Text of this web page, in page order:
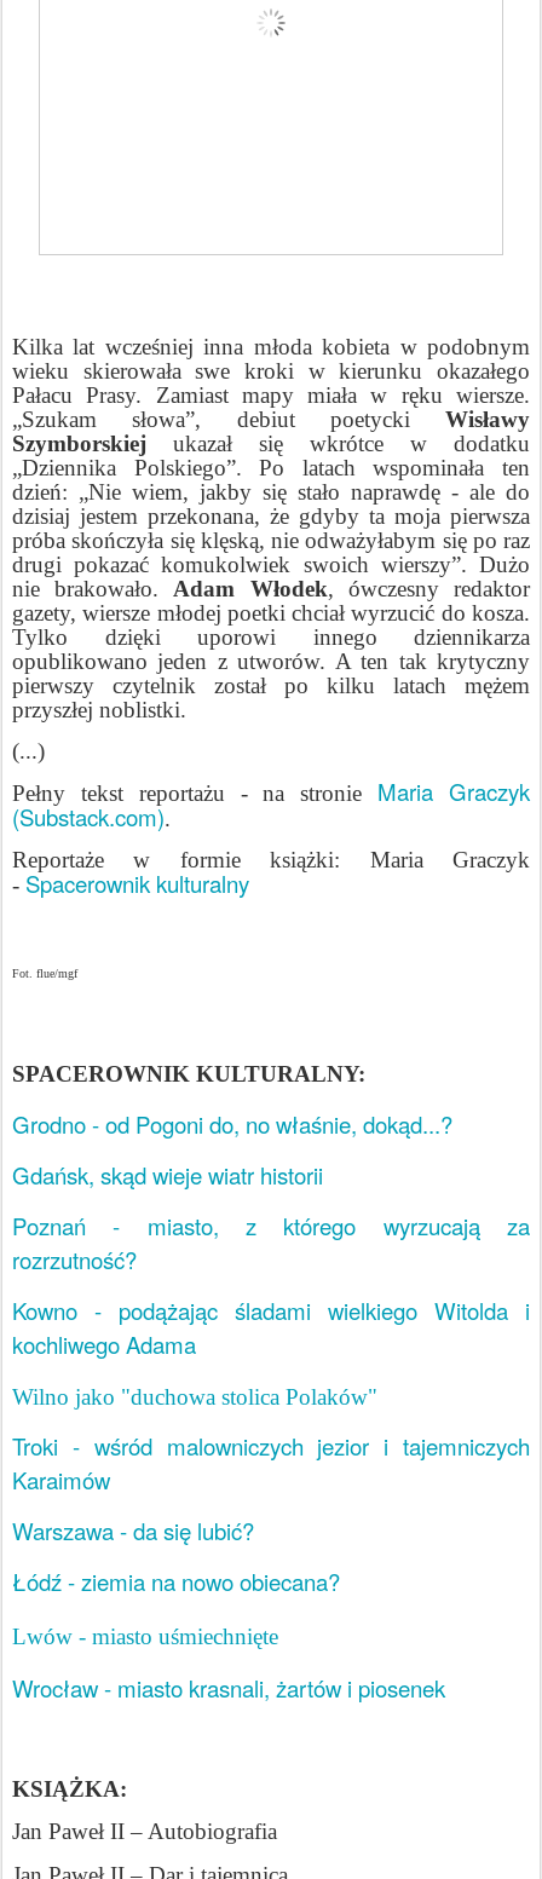
Kilka lat wcześniej inna młoda kobieta w podobnym
wieku skierowała swe kroki w kierunku okazałego
Pałacu Prasy. Zamiast mapy miała w ręku wiersze.
„Szukam słowa”, debiut poetycki Wisławy
Szymborskiej ukazał się wkrótce w dodatku
„Dziennika Polskiego”. Po latach wspominała ten
dzień: „Nie wiem, jakby się stało naprawdę - ale do
dzisiaj jestem przekonana, że gdyby ta moja pierwsza
próba skończyła się klęską, nie odważyłabym się po raz
drugi pokazać komukolwiek swoich wierszy”. Dużo
nie brakowało. Adam Włodek, ówczesny redaktor
gazety, wiersze młodej poetki chciał wyrzucić do kosza.
Tylko dzięki uporowi innego dziennikarza
opublikowano jeden z utworów. A ten tak krytyczny
pierwszy czytelnik został po kilku latach mężem
przyszłej noblistki.
(...)
Pełny tekst reportażu - na stronie Maria Graczyk
(Substack.com).
Reportaże w formie książki: Maria Graczyk
- Spacerownik kulturalny
Fot. flue/mgf
SPACEROWNIK KULTURALNY:
Grodno - od Pogoni do, no właśnie, dokąd...?
Gdańsk, skąd wieje wiatr historii
Poznań - miasto, z którego wyrzucają za
rozrzutność?
Kowno - podążając śladami wielkiego Witolda i
kochliwego Adama
Wilno jako "duchowa stolica Polaków"
Troki - wśród malowniczych jezior i tajemniczych
Karaimów
Warszawa - da się lubić?
Łódź - ziemia na nowo obiecana?
Lwów - miasto uśmiechnięte
Wrocław - miasto krasnali, żartów i piosenek
KSIĄŻKA:
Jan Paweł II – Autobiografia